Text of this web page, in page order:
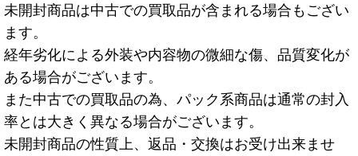
未開封商品は中古での買取品が含まれる場合もござい
ます。
経年劣化による外装や内容物の微細な傷、品質変化が
ある場合がございます。
また中古での買取品の為、パック系商品は通常の封入
率とは大きく異なる場合がございます。
未開封商品の性質上、返品・交換はお受け出来ませ